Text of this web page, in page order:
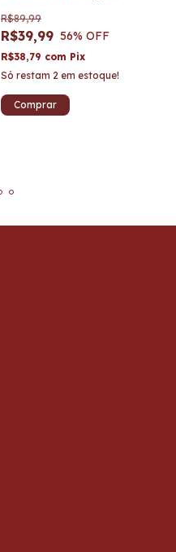
R$39,99
R$89,99
56% OFF
R$38,79 com Pix
Só restam 2 em estoque!